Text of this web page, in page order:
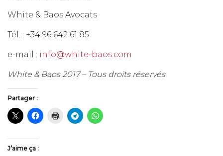
White & Baos Avocats
Tél. : +34 96 642 61 85
e-mail : info@white-baos.com
White & Baos 2017 – Tous droits réservés
Partager :
J’aime ça :